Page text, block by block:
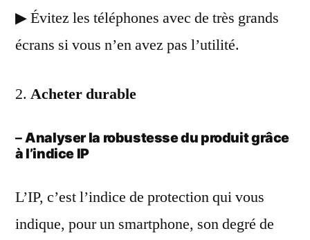
▶ Évitez les téléphones avec de très grands
écrans si vous n’en avez pas l’utilité.
2. Acheter durable
– Analyser la robustesse du produit grâce
à l’indice IP
L’IP, c’est l’indice de protection qui vous
indique, pour un smartphone, son degré de